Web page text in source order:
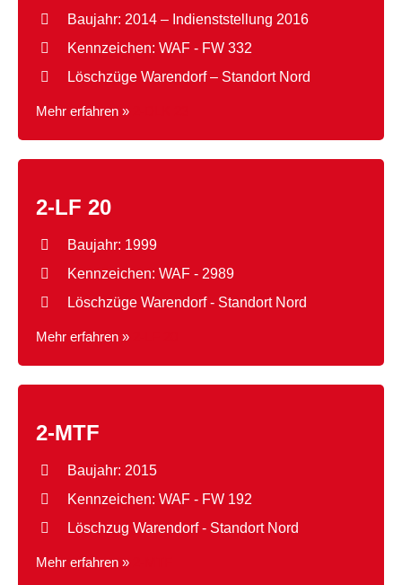
Baujahr: 2014 – Indienststellung 2016
Kennzeichen: WAF - FW 332
Löschzüge Warendorf – Standort Nord
Mehr erfahren »
2-LF 20
Baujahr: 1999
Kennzeichen: WAF - 2989
Löschzüge Warendorf - Standort Nord
Mehr erfahren »
2-MTF
Baujahr: 2015
Kennzeichen: WAF - FW 192
Löschzug Warendorf - Standort Nord
Mehr erfahren »